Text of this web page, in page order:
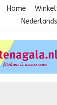
Home
Nederlands